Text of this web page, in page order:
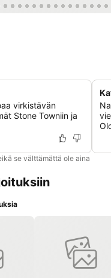
virkistävän
Stone Towniin ja
se välttämättä ole aina